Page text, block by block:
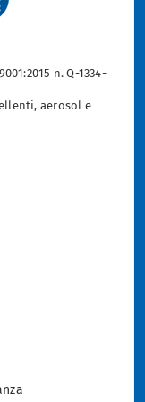
n. Q-1334-
aerosol e